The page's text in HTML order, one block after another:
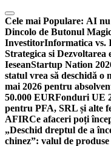
Skip
to
content
Cele mai Populare: AI
Dincolo de Butonul
InvestitorInformatica vs.
Strategica si Dezvoltarea
IeseanStartup Nation
statul vrea să deschidă o
mai 2026 pentru
50.000 EURFonduri UE
pentru PFA, SRL și alte
AFIRCe afaceri poți
„Deschid dreptul de a
chinez”: valul de